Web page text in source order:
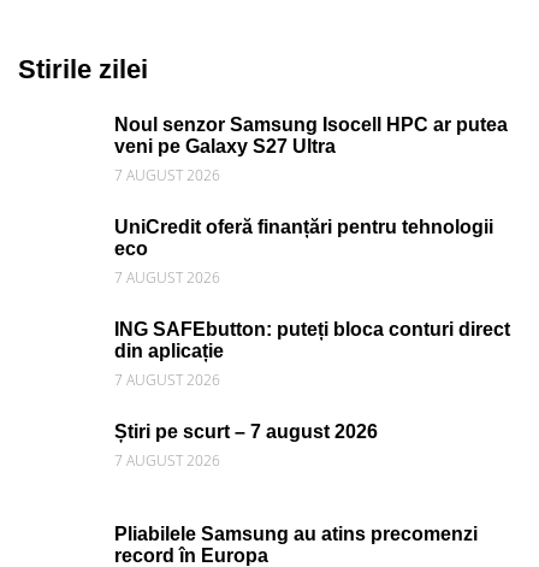
Stirile zilei
Noul senzor Samsung Isocell HPC ar putea
veni pe Galaxy S27 Ultra
7 AUGUST 2026
UniCredit oferă finanțări pentru tehnologii
eco
7 AUGUST 2026
ING SAFEbutton: puteți bloca conturi direct
din aplicație
7 AUGUST 2026
Știri pe scurt – 7 august 2026
7 AUGUST 2026
Pliabilele Samsung au atins precomenzi
record în Europa